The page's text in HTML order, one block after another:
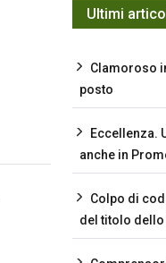
Ultimi
Clamoroso
posto
Eccellenza.
anche in
Colpo di
del titolo